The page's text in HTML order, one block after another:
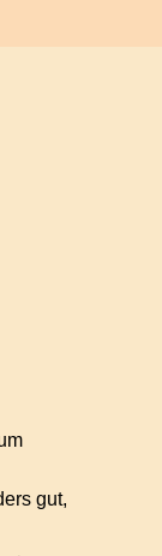
gut,